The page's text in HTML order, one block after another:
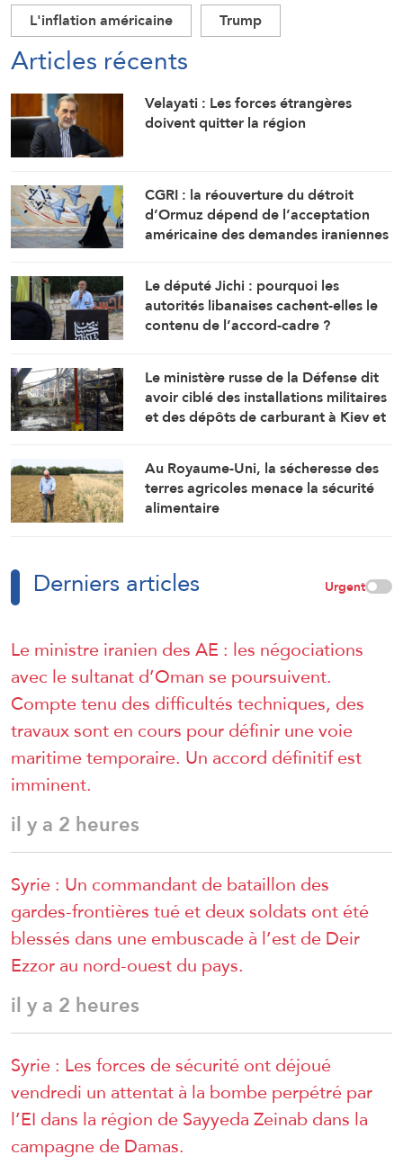
L'inflation américaine Trump
Articles récents
Velayati : Les forces étrangères
doivent quitter la région
CGRI : la réouverture du détroit
d’Ormuz dépend de l’acceptation
américaine des demandes iraniennes
Le député Jichi : pourquoi les
autorités libanaises cachent-elles le
contenu de l’accord-cadre ?
Le ministère russe de la Défense dit
avoir ciblé des installations militaires
et des dépôts de carburant à Kiev et
Au Royaume-Uni, la sécheresse des
terres agricoles menace la sécurité
alimentaire
Derniers articles Urgent
Le ministre iranien des AE : les négociations
avec le sultanat d’Oman se poursuivent.
Compte tenu des difficultés techniques, des
travaux sont en cours pour définir une voie
maritime temporaire. Un accord définitif est
imminent.
il y a 2 heures
Syrie : Un commandant de bataillon des
gardes-frontières tué et deux soldats ont été
blessés dans une embuscade à l’est de Deir
Ezzor au nord-ouest du pays.
il y a 2 heures
Syrie : Les forces de sécurité ont déjoué
vendredi un attentat à la bombe perpétré par
l’EI dans la région de Sayyeda Zeinab dans la
campagne de Damas.